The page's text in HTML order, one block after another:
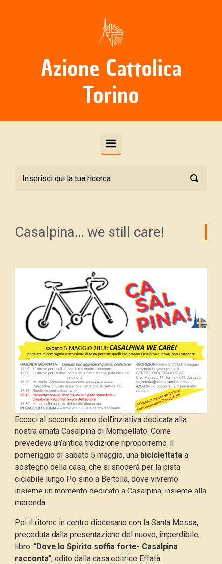
Azione Cattolica
Torino
Casalpina… we still care!
Eccoci al secondo anno dell’inziativa dedicata alla
nostra amata Casalpina di Mompellato. Come
prevedeva un’antica tradizione riproporremo, il
pomeriggio di sabato 5 maggio, una biciclettata a
sostegno della casa, che si snoderà per la pista
ciclabile lungo Po sino a Bertolla, dove vivremo
insieme un momento dedicato a Casalpina, insieme alla
merenda.
Poi il ritorno in centro diocesano con la Santa Messa,
preceduta dalla presentazione del nuovo, imperdibile,
libro: “Dove lo Spirito soffia forte- Casalpina
racconta“, edito dalla casa editrice Effatà.